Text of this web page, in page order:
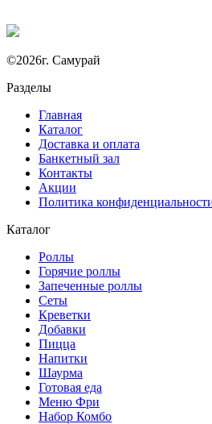
©2026г. Самурай
Разделы
Главная
Каталог
Доставка и оплата
Банкетный зал
Контакты
Акции
Политика
Каталог
Роллы
Горячие роллы
Запеченные роллы
Сеты
Креветки
Добавки
Пицца
Напитки
Шаурма
Готовая еда
Меню Фри
Набор Комбо